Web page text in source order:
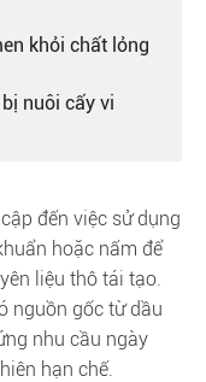
khỏi chất lỏng
nuôi cấy vi
đến việc sử dụng
hoặc nấm để
liệu thô tái tạo.
nguồn gốc từ dầu
nhu cầu ngày
hạn chế.